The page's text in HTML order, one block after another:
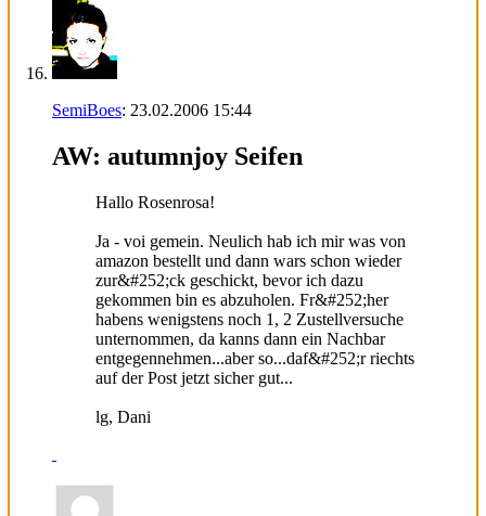
SemiBoes: 23.02.2006 15:44
AW: autumnjoy Seifen
Hallo Rosenrosa!
Ja - voi gemein. Neulich hab ich mir was von
amazon bestellt und dann wars schon wieder
zur&#252;ck geschickt, bevor ich dazu
gekommen bin es abzuholen. Fr&#252;her
habens wenigstens noch 1, 2 Zustellversuche
unternommen, da kanns dann ein Nachbar
entgegennehmen...aber so...daf&#252;r riechts
auf der Post jetzt sicher gut...
lg, Dani